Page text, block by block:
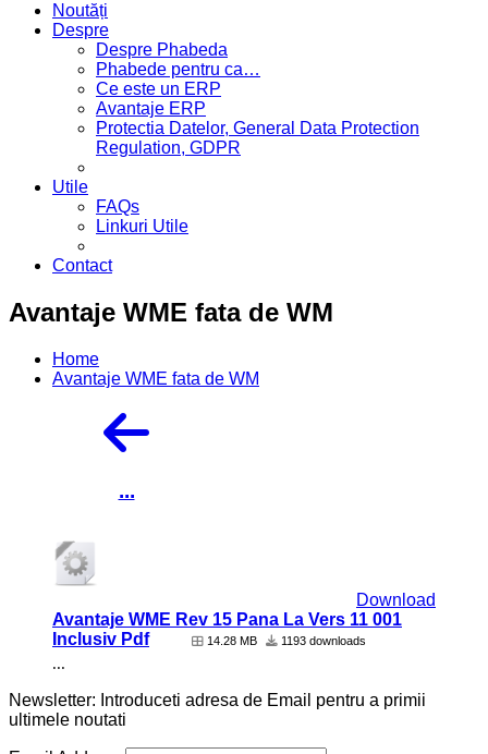
Noutăți
Despre
Despre Phabeda
Phabede pentru ca…
Ce este un ERP
Avantaje ERP
Protectia Datelor, General Data Protection
Regulation, GDPR
Utile
FAQs
Linkuri Utile
Contact
Avantaje WME fata de WM
Home
Avantaje WME fata de WM
...
Download
Avantaje WME Rev 15 Pana La Vers 11 001
Inclusiv Pdf
14.28 MB 1193 downloads
...
Newsletter: Introduceti adresa de Email pentru a primii
ultimele noutati